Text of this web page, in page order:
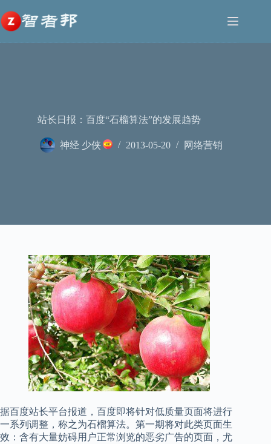
至
内
容
站长日报：百度“石榴算法”的发展趋势
神经 少侠 2013-05-20 网络营销
据百度站长平台报道，百度即将针对低质量页面将进行
一系列调整，称之为石榴算法。第一期将对此类页面生
效：含有大量妨碍用户正常浏览的恶劣广告的页面，尤